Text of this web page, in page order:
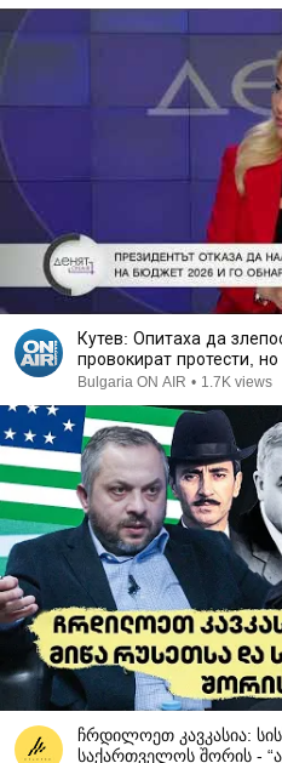
Кутев: Опитаха да
провокират протести,
Bulgaria ON AIR • 1.7K views
ჩრდილოეთ კავკასია:
საქართველოს შორის -